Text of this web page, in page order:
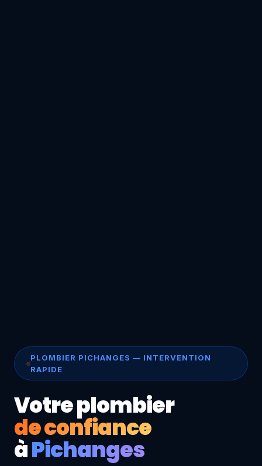
PLOMBIER PICHANGES — INTERVENTION
RAPIDE
Votre plombier
de confiance
àPichanges